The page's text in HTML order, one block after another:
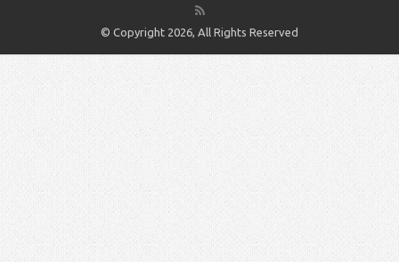
© Copyright 2026, All Rights Reserved